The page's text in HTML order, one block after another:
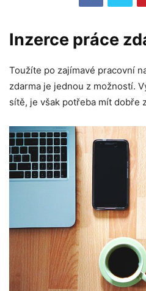
Inzerce práce
Toužíte po zajímavé pracovní
zdarma je jednou z možností.
sítě, je však potřeba mít dobře